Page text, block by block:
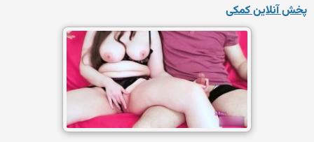
پخش آنلاین کمکی